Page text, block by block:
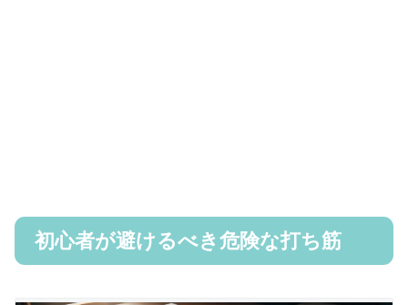
初心者が避けるべき危険な打ち筋